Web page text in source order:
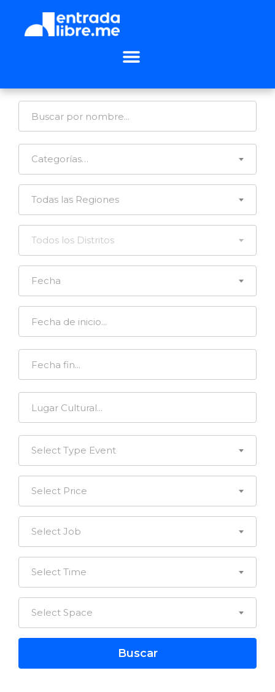
Categorías…
Todas las Regiones
Todos los Distritos
Fecha
Select Type Event
Select Price
Select Job
Select Time
Select Space